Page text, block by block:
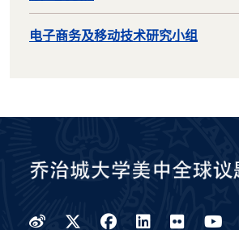
电子商务及移动技术研究小组
WeiboTwitter
Facebook
LinkedIn
Flickr